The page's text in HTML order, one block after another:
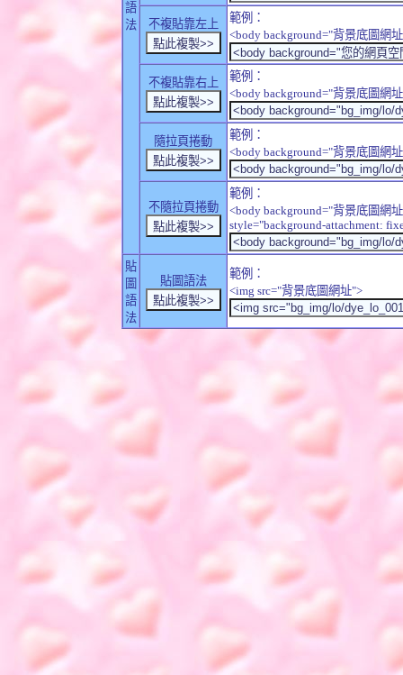
語
法
不複貼靠左上
範例：
<body background="背景底圖網
不複貼靠右上
範例：
<body background="背景底圖網
隨拉頁捲動
範例：
<body background="背景底圖網
不隨拉頁捲動
範例：
<body background="背景底圖網
style="background-attachment:
貼
圖
語
法
貼圖語法
範例：
<img src="背景底圖網址">